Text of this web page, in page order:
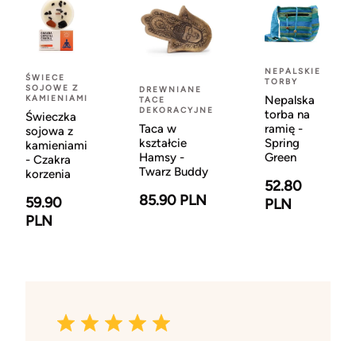
ŚWIECE
SOJOWE Z
KAMIENIAMI
Świeczka
sojowa z
kamieniami
- Czakra
korzenia
59.90
PLN
DREWNIANE
TACE
DEKORACYJNE
Taca w
kształcie
Hamsy -
Twarz Buddy
85.90 PLN
NEPALSKIE
TORBY
Nepalska
torba na
ramię -
Spring
Green
52.80
PLN